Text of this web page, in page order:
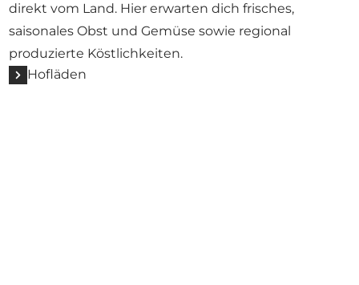
direkt vom Land. Hier erwarten dich frisches,
saisonales Obst und Gemüse sowie regional
produzierte Köstlichkeiten.
Hofläden